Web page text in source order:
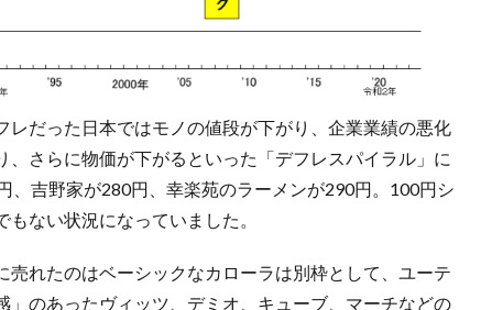
だった日本ではモノの値段が下がり、企業業績の悪化
さらに物価が下がるといった「デフレスパイラル」に
、吉野家が280円、幸楽苑のラーメンが290円。100円シ
ない状況になっていました。
れたのはベーシックなカローラは別枠として、ユーテ
のあったヴィッツ、デミオ、キューブ、マーチなどの